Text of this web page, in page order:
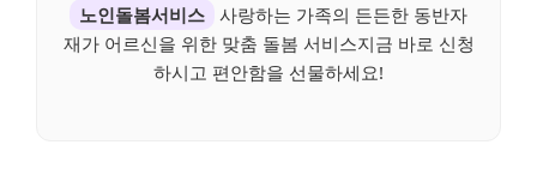
노인돌봄서비스 사랑하는 가족의 든든한 동반자
재가 어르신을 위한 맞춤 돌봄 서비스지금 바로 신청
하시고 편안함을 선물하세요!